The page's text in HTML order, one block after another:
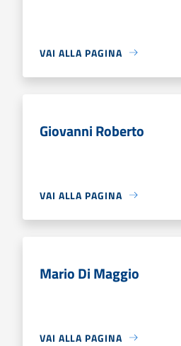
VAI ALLA PAGINA
Giovanni Roberto
VAI ALLA PAGINA
Mario Di Maggio
VAI ALLA PAGINA